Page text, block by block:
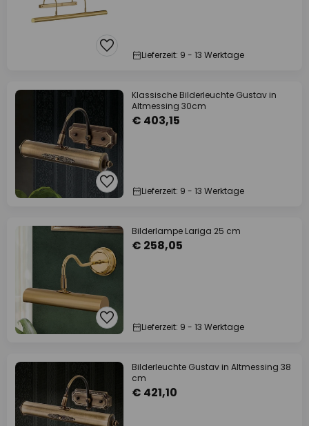
Lieferzeit: 9 - 13 Werktage
Klassische Bilderleuchte Gustav in
Altmessing 30cm
€ 403,15
Lieferzeit: 9 - 13 Werktage
Bilderlampe Lariga 25 cm
€ 258,05
Lieferzeit: 9 - 13 Werktage
Bilderleuchte Gustav in Altmessing 38
cm
€ 421,10